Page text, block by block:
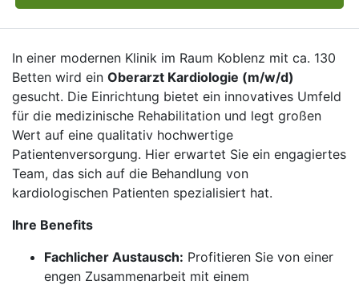
In einer modernen Klinik im Raum Koblenz mit ca. 130
Betten wird ein Oberarzt Kardiologie (m/w/d)
gesucht. Die Einrichtung bietet ein innovatives Umfeld
für die medizinische Rehabilitation und legt großen
Wert auf eine qualitativ hochwertige
Patientenversorgung. Hier erwartet Sie ein engagiertes
Team, das sich auf die Behandlung von
kardiologischen Patienten spezialisiert hat.
Ihre Benefits
Fachlicher Austausch: Profitieren Sie von einer
engen Zusammenarbeit mit einem